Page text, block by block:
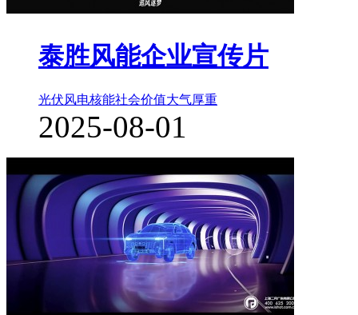
泰胜风能企业宣传片
光伏风电核能社会价值大气厚重
2025-08-01